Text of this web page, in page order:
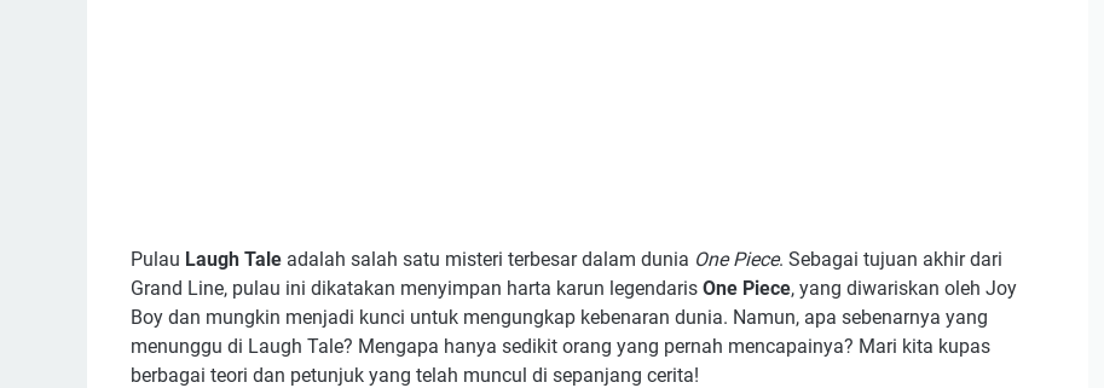
Pulau Laugh Tale adalah salah satu misteri terbesar dalam dunia One Piece. Sebagai tujuan akhir dari
Grand Line, pulau ini dikatakan menyimpan harta karun legendaris One Piece, yang diwariskan oleh Joy
Boy dan mungkin menjadi kunci untuk mengungkap kebenaran dunia. Namun, apa sebenarnya yang
menunggu di Laugh Tale? Mengapa hanya sedikit orang yang pernah mencapainya? Mari kita kupas
berbagai teori dan petunjuk yang telah muncul di sepanjang cerita!